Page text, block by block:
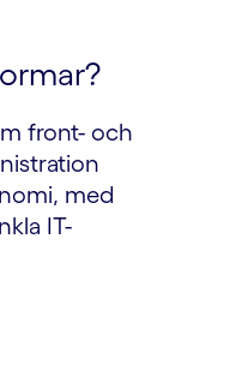
front- och
med
IT-